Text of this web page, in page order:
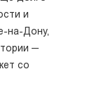
и
на-Дону,
—
со